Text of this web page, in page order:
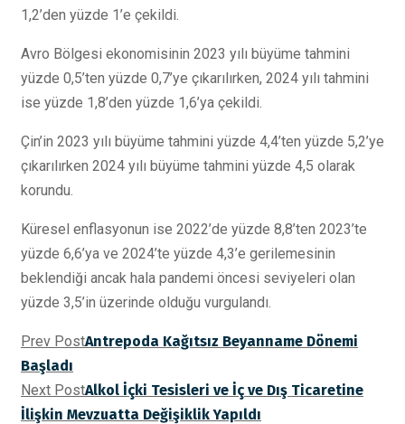
1,2’den yüzde 1’e çekildi.
Avro Bölgesi ekonomisinin 2023 yılı büyüme tahmini
yüzde 0,5’ten yüzde 0,7’ye çıkarılırken, 2024 yılı tahmini
ise yüzde 1,8’den yüzde 1,6’ya çekildi.
Çin’in 2023 yılı büyüme tahmini yüzde 4,4’ten yüzde 5,2’ye
çıkarılırken 2024 yılı büyüme tahmini yüzde 4,5 olarak
korundu.
Küresel enflasyonun ise 2022’de yüzde 8,8’ten 2023’te
yüzde 6,6’ya ve 2024’te yüzde 4,3’e gerilemesinin
beklendiği ancak hala pandemi öncesi seviyeleri olan
yüzde 3,5’in üzerinde olduğu vurgulandı.
Prev PostAntrepoda Kağıtsız Beyanname Dönemi
Başladı
Next PostAlkol İçki Tesisleri ve İç ve Dış Ticaretine
İlişkin Mevzuatta Değişiklik Yapıldı